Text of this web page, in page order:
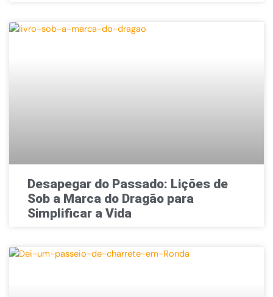
Desapegar do Passado: Lições de
Sob a Marca do Dragão para
Simplificar a Vida